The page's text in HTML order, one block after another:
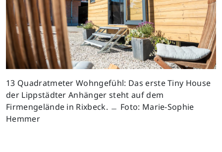
13 Quadratmeter Wohngefühl: Das erste Tiny House
der Lippstädter Anhänger steht auf dem
Firmengelände in Rixbeck. ﹘ Foto: Marie-Sophie
Hemmer